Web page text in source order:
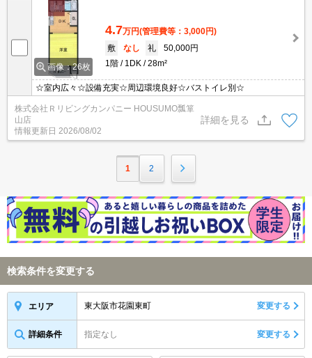
画像：26枚
4.7万円(管理費等：3,000円)
敷
なし 礼
50,000円
1階
1DK 28m²
☆室内広々☆設備充実☆周辺環境良好☆バストイレ別☆
株式会社Ｒリビングカンパニー HOUSUMO瓢箪
山店
情報更新日 2026/08/02
詳細を見る
1 2
検索条件を変更する
エリア 東大阪市花園東町 変更する
詳細条件 指定なし 変更する